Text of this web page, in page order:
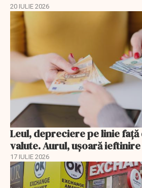
20 IULIE 2026
Leul, depreciere pe linie
valute. Aurul, uşoară ieftinire
17 IULIE 2026